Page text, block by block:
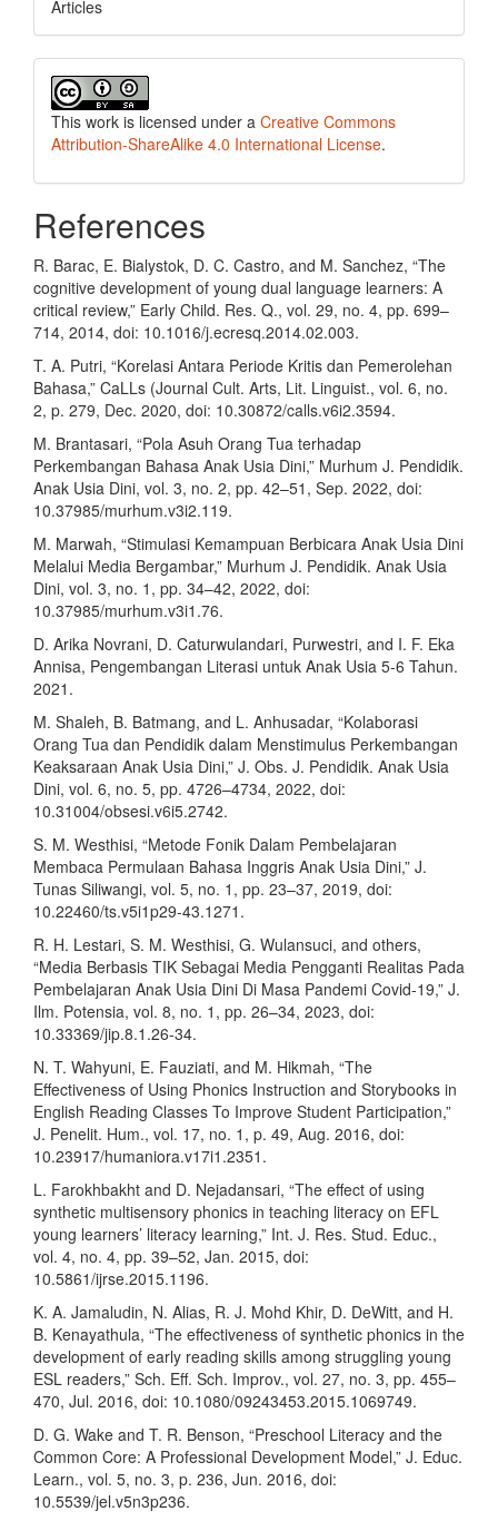
Articles
This work is licensed under a Creative Commons
Attribution-ShareAlike 4.0 International License.
References
R. Barac, E. Bialystok, D. C. Castro, and M. Sanchez, “The
cognitive development of young dual language learners: A
critical review,” Early Child. Res. Q., vol. 29, no. 4, pp. 699–
714, 2014, doi: 10.1016/j.ecresq.2014.02.003.
T. A. Putri, “Korelasi Antara Periode Kritis dan Pemerolehan
Bahasa,” CaLLs (Journal Cult. Arts, Lit. Linguist., vol. 6, no.
2, p. 279, Dec. 2020, doi: 10.30872/calls.v6i2.3594.
M. Brantasari, “Pola Asuh Orang Tua terhadap
Perkembangan Bahasa Anak Usia Dini,” Murhum J. Pendidik.
Anak Usia Dini, vol. 3, no. 2, pp. 42–51, Sep. 2022, doi:
10.37985/murhum.v3i2.119.
M. Marwah, “Stimulasi Kemampuan Berbicara Anak Usia Dini
Melalui Media Bergambar,” Murhum J. Pendidik. Anak Usia
Dini, vol. 3, no. 1, pp. 34–42, 2022, doi:
10.37985/murhum.v3i1.76.
D. Arika Novrani, D. Caturwulandari, Purwestri, and I. F. Eka
Annisa, Pengembangan Literasi untuk Anak Usia 5-6 Tahun.
2021.
M. Shaleh, B. Batmang, and L. Anhusadar, “Kolaborasi
Orang Tua dan Pendidik dalam Menstimulus Perkembangan
Keaksaraan Anak Usia Dini,” J. Obs. J. Pendidik. Anak Usia
Dini, vol. 6, no. 5, pp. 4726–4734, 2022, doi:
10.31004/obsesi.v6i5.2742.
S. M. Westhisi, “Metode Fonik Dalam Pembelajaran
Membaca Permulaan Bahasa Inggris Anak Usia Dini,” J.
Tunas Siliwangi, vol. 5, no. 1, pp. 23–37, 2019, doi:
10.22460/ts.v5i1p29-43.1271.
R. H. Lestari, S. M. Westhisi, G. Wulansuci, and others,
“Media Berbasis TIK Sebagai Media Pengganti Realitas Pada
Pembelajaran Anak Usia Dini Di Masa Pandemi Covid-19,” J.
Ilm. Potensia, vol. 8, no. 1, pp. 26–34, 2023, doi:
10.33369/jip.8.1.26-34.
N. T. Wahyuni, E. Fauziati, and M. Hikmah, “The
Effectiveness of Using Phonics Instruction and Storybooks in
English Reading Classes To Improve Student Participation,”
J. Penelit. Hum., vol. 17, no. 1, p. 49, Aug. 2016, doi:
10.23917/humaniora.v17i1.2351.
L. Farokhbakht and D. Nejadansari, “The effect of using
synthetic multisensory phonics in teaching literacy on EFL
young learners’ literacy learning,” Int. J. Res. Stud. Educ.,
vol. 4, no. 4, pp. 39–52, Jan. 2015, doi:
10.5861/ijrse.2015.1196.
K. A. Jamaludin, N. Alias, R. J. Mohd Khir, D. DeWitt, and H.
B. Kenayathula, “The effectiveness of synthetic phonics in the
development of early reading skills among struggling young
ESL readers,” Sch. Eff. Sch. Improv., vol. 27, no. 3, pp. 455–
470, Jul. 2016, doi: 10.1080/09243453.2015.1069749.
D. G. Wake and T. R. Benson, “Preschool Literacy and the
Common Core: A Professional Development Model,” J. Educ.
Learn., vol. 5, no. 3, p. 236, Jun. 2016, doi:
10.5539/jel.v5n3p236.